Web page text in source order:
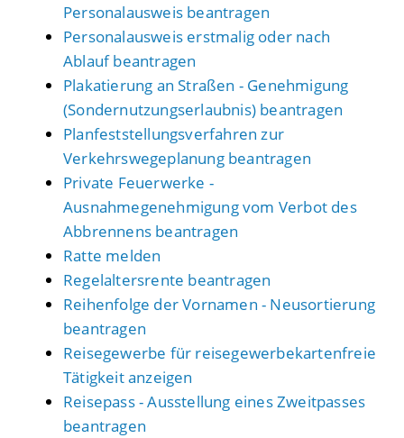
Personalausweis beantragen
Personalausweis erstmalig oder nach
Ablauf beantragen
Plakatierung an Straßen - Genehmigung
(Sondernutzungserlaubnis) beantragen
Planfeststellungsverfahren zur
Verkehrswegeplanung beantragen
Private Feuerwerke -
Ausnahmegenehmigung vom Verbot des
Abbrennens beantragen
Ratte melden
Regelaltersrente beantragen
Reihenfolge der Vornamen - Neusortierung
beantragen
Reisegewerbe für reisegewerbekartenfreie
Tätigkeit anzeigen
Reisepass - Ausstellung eines Zweitpasses
beantragen